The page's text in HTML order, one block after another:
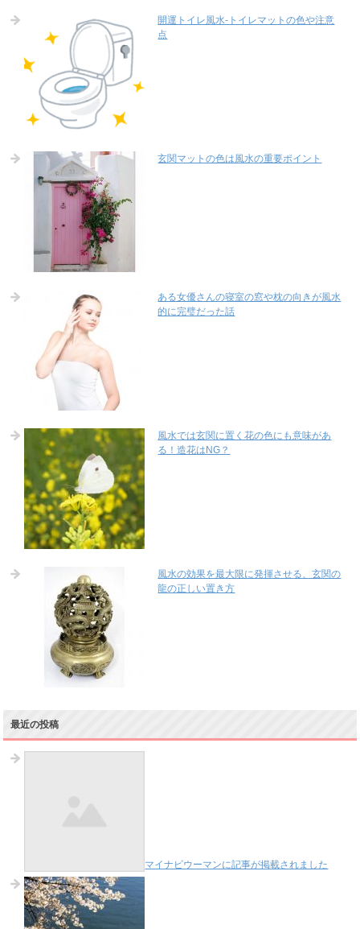
開運トイレ風水-トイレマットの色や注意
点
玄関マットの色は風水の重要ポイント
ある女優さんの寝室の窓や枕の向きが風水
的に完璧だった話
風水では玄関に置く花の色にも意味があ
る！造花はNG？
風水の効果を最大限に発揮させる、玄関の
龍の正しい置き方
最近の投稿
マイナビウーマンに記事が掲載されました